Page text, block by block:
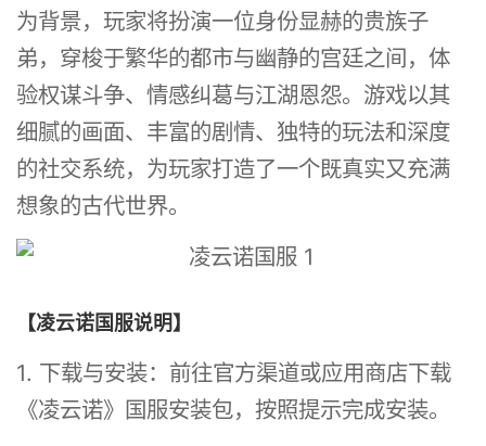
为背景，玩家将扮演一位身份显赫的贵族子
弟，穿梭于繁华的都市与幽静的宫廷之间，体
验权谋斗争、情感纠葛与江湖恩怨。游戏以其
细腻的画面、丰富的剧情、独特的玩法和深度
的社交系统，为玩家打造了一个既真实又充满
想象的古代世界。
【凌云诺国服说明】
1. 下载与安装：前往官方渠道或应用商店下载
《凌云诺》国服安装包，按照提示完成安装。